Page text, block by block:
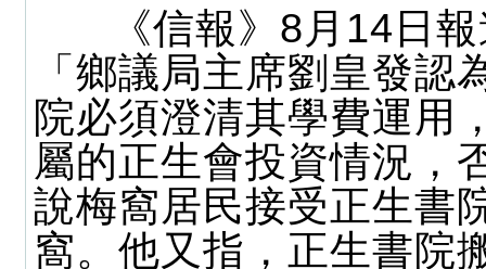
《信報》8月14日報
「鄉議局主席劉皇發認
院必須澄清其學費運用
屬的正生會投資情況，
說梅窩居民接受正生書
窩。他又指，正生書院